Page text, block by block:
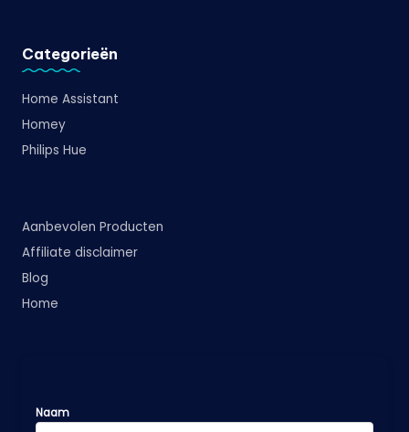
Categorieën
Home Assistant
Homey
Philips Hue
Aanbevolen Producten
Affiliate disclaimer
Blog
Home
Naam